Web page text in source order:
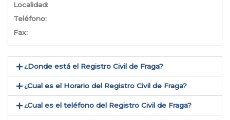
Localidad:
Teléfono:
Fax:
¿Donde está el Registro Civil de Fraga​?
¿Cual es el Horario del Registro Civil de Fraga?
¿Cual es el teléfono del Registro Civil de Fraga​?